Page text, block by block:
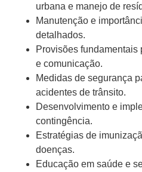
urbana e manejo de
Manutenção e
detalhados.
Provisões fundamentais
e comunicação.
Medidas de segurança
acidentes de trânsito.
Desenvolvimento e
contingência.
Estratégias de
doenças.
Educação em saúde e